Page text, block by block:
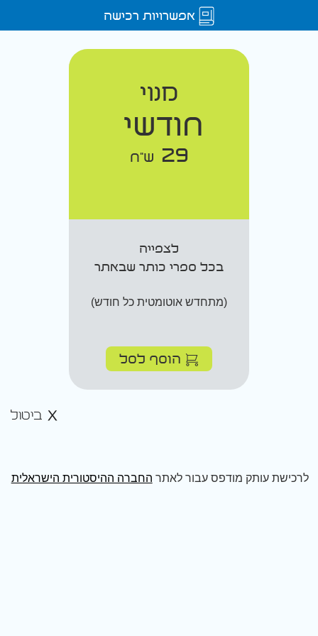
אפשרויות רכישה
מנוי
חודשי
29 ש"ח
לצפייה
בכל ספרי כותר שבאתר
(מתחדש אוטומטית כל חודש)
הוסף לסל
ביטול
לרכישת עותק מודפס עבור לאתר החברה ההיסטורית הישראלית